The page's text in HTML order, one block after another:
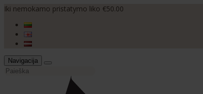
Iki nemokamo pristatymo liko €50.00
Navigacija